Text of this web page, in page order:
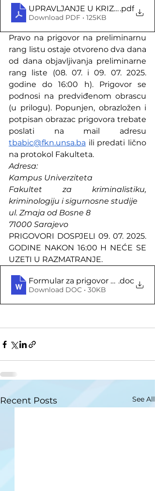
UPRAVLJANJE U KRIZNIM.pdf
Download PDF • 125KB
Pravo na prigovor na preliminarnu
rang listu ostaje otvoreno dva dana
od dana objavljivanja preliminarne
rang liste (08. 07. i 09. 07. 2025.
godine do 16:00 h). Prigovor se
podnosi na predviđenom obrascu
(u prilogu). Popunjen, obrazložen i
potpisan obrazac prigovora trebate
tbabic@fkn.unsa.ba ili predati lično
na protokol Fakulteta.
Adresa:
Kampus Univerziteta
Fakultet za kriminalistiku,
kriminologiju i sigurnosne studije
ul. Zmaja od Bosne 8
71000 Sarajevo
PRIGOVORI DOSPJELI 09. 07. 2025.
GODINE NAKON 16:00 H NEĆE SE
UZETI U RAZMATRANJE.
Formular za
.doc
Download DOC • 30KB
Recent Posts See All